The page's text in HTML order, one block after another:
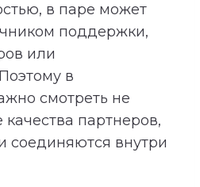
в паре может
поддержки,
или
в
смотреть не
партнеров,
соединяются внутри